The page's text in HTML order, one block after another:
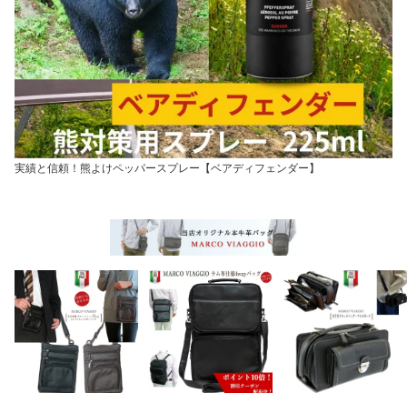
実績と信頼！熊よけペッパースプレー【ベアディフェンダー】